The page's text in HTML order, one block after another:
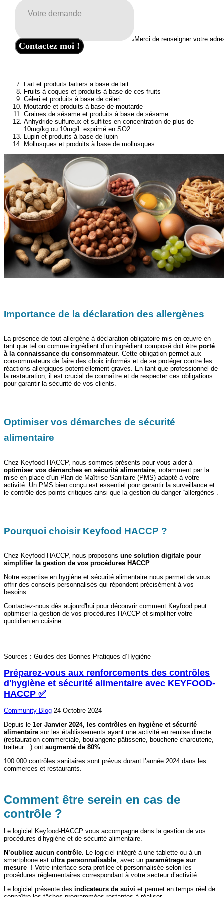
déclaration obligatoire
, susceptibles de provoquer de graves réactions
chez les personnes allergiques.
Céréales contenant du gluten
Crustacés et produits à base de crustacés
Poissons et produits à base de poisson
Lait et produits laitiers à base de lait
Fruits à coques et produits à base de ces fruits
Céleri et produits à base de céleri
Moutarde et produits à base de moutarde
Graines de sésame et produits à base de sésame
Anhydride sulfureux et sulfites en concentration de plus de
10mg/kg ou 10mg/L exprimé en SO2
Lupin et produits à base de lupin
Mollusques et produits à base de mollusques
Importance de la déclaration des allergènes
La présence de tout allergène à déclaration obligatoire mis en œuvre en
tant que tel ou comme ingrédient d’un ingrédient composé doit être porté
à la connaissance du consommateur . Cette obligation permet aux
consommateurs de faire des choix informés et de se protéger contre les
réactions allergiques potentiellement graves. En tant que professionnel de
la restauration, il est crucial de connaître et de respecter ces obligations
pour garantir la sécurité de vos clients.
Optimiser vos démarches de sécurité
alimentaire
Chez Keyfood HACCP, nous sommes présents pour vous aider à
optimiser vos démarches en sécurité alimentaire , notamment par la
mise en place d’un Plan de Maîtrise Sanitaire (PMS) adapté à votre
activité. Un PMS bien conçu est essentiel pour garantir la surveillance et
le contrôle des points critiques ainsi que la gestion du danger “allergènes”.
Pourquoi choisir Keyfood HACCP ?
Chez Keyfood HACCP, nous proposons une solution digitale pour
simplifier la gestion de vos procédures HACCP
Notre expertise en hygiène et sécurité alimentaire nous permet de vous
offrir des conseils personnalisés qui répondent précisément à vos
besoins.
Contactez-nous dès aujourd'hui pour découvrir comment Keyfood peut
optimiser la gestion de vos procédures HACCP et simplifier votre
quotidien en cuisine.
Sources : Guides des Bonnes Pratiques d’Hygiène
Préparez-vous aux renforcements des contrôles
d'hygiène et sécurité alimentaire avec KEYFOOD-
HACCP ✅
Community Blog 24 Octobre 2024
Depuis le 1er Janvier 2024, les contrôles en hygiène et sécurité
alimentaire sur les établissements ayant une activité en remise directe
(restauration commerciale, boulangerie pâtisserie, boucherie charcuterie,
traiteur…) ont augmenté de 80%
100 000 contrôles sanitaires sont prévus durant l’année 2024 dans les
commerces et restaurants.
Comment être serein en cas de
contrôle ?
Le logiciel Keyfood-HACCP vous accompagne dans la gestion de vos
procédures d’hygiène et de sécurité alimentaire.
N’oubliez aucun contrôle. Le logiciel intégré à une tablette ou à un
smartphone est ultra personnalisable , avec un paramétrage sur
mesure ! Votre interface sera profilée et personnalisée selon les
procédures réglementaires correspondant à votre secteur d’activité.
Le logiciel présente des indicateurs de suivi et permet en temps réel de
Merci de renseigner votre
Contactez moi !